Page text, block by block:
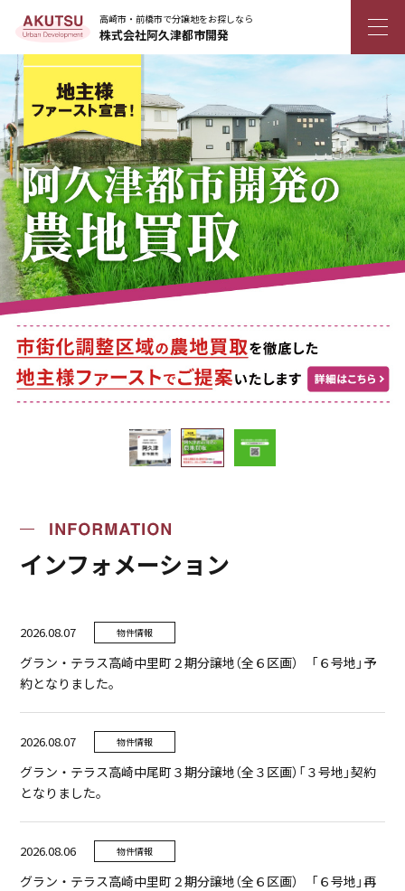
高崎市・前橋市で分譲地をお探しなら
株式会社阿久津都市開発
インフォメーション
2026.08.07 物件情報
グラン・テラス高崎中里町２期分譲地（全６区画） 「６号地」予
約となりました。
2026.08.07 物件情報
グラン・テラス高崎中尾町３期分譲地（全３区画）「３号地」契約
となりました。
2026.08.06 物件情報
グラン・テラス高崎中里町２期分譲地（全６区画） 「６号地」再